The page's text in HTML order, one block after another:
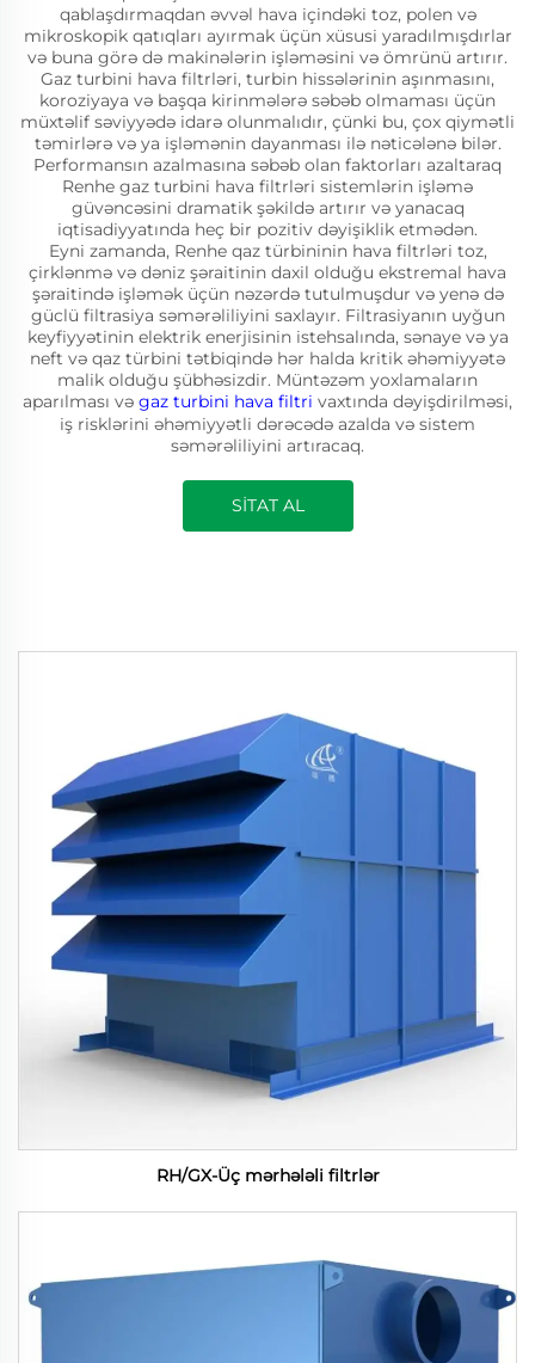
qablaşdırmaqdan əvvəl hava içindəki toz, polen və
mikroskopik qatıqları ayırmak üçün xüsusi yaradılmışdırlar
və buna görə də makinələrin işləməsini və ömrünü artırır.
Gaz turbini hava filtrləri, turbin hissələrinin aşınmasını,
koroziyaya və başqa kirinmələrə səbəb olmaması üçün
müxtəlif səviyyədə idarə olunmalıdır, çünki bu, çox qiymətli
təmirlərə və ya işləmənin dayanması ilə nəticələnə bilər.
Performansın azalmasına səbəb olan faktorları azaltaraq
Renhe gaz turbini hava filtrləri sistemlərin işləmə
güvəncəsini dramatik şəkildə artırır və yanacaq
iqtisadiyyatında heç bir pozitiv dəyişiklik etmədən.
Eyni zamanda, Renhe qaz türbininin hava filtrləri toz,
çirklənmə və dəniz şəraitinin daxil olduğu ekstremal hava
şəraitində işləmək üçün nəzərdə tutulmuşdur və yenə də
güclü filtrasiya səmərəliliyini saxlayır. Filtrasiyanın uyğun
keyfiyyətinin elektrik enerjisinin istehsalında, sənaye və ya
neft və qaz türbini tətbiqində hər halda kritik əhəmiyyətə
malik olduğu şübhəsizdir. Müntəzəm yoxlamaların
aparılması və gaz turbini hava filtri vaxtında dəyişdirilməsi,
iş risklərini əhəmiyyətli dərəcədə azalda və sistem
səmərəliliyini artıracaq.
SİTAT AL
RH/GX-Üç mərhələli filtrlər